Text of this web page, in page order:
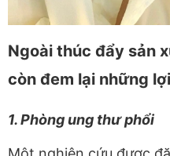
Ngoài thúc đẩy sản
còn đem lại những
1. Phòng ung thư phổi